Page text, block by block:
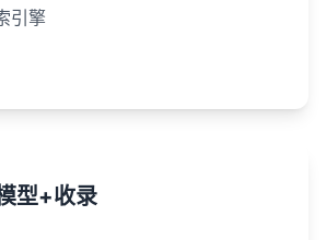
引擎
型+收录